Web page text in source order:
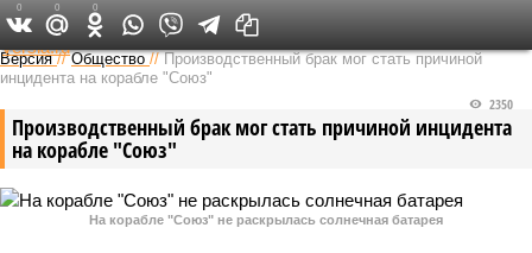
Федеральный выпуск
Версия //Общество //Производственный брак мог стать причиной
инцидента на корабле "Союз"
Производственный брак мог стать причиной инцидента
на корабле "Союз"
2350
На корабле "Союз" не раскрылась солнечная батарея
0 0 0